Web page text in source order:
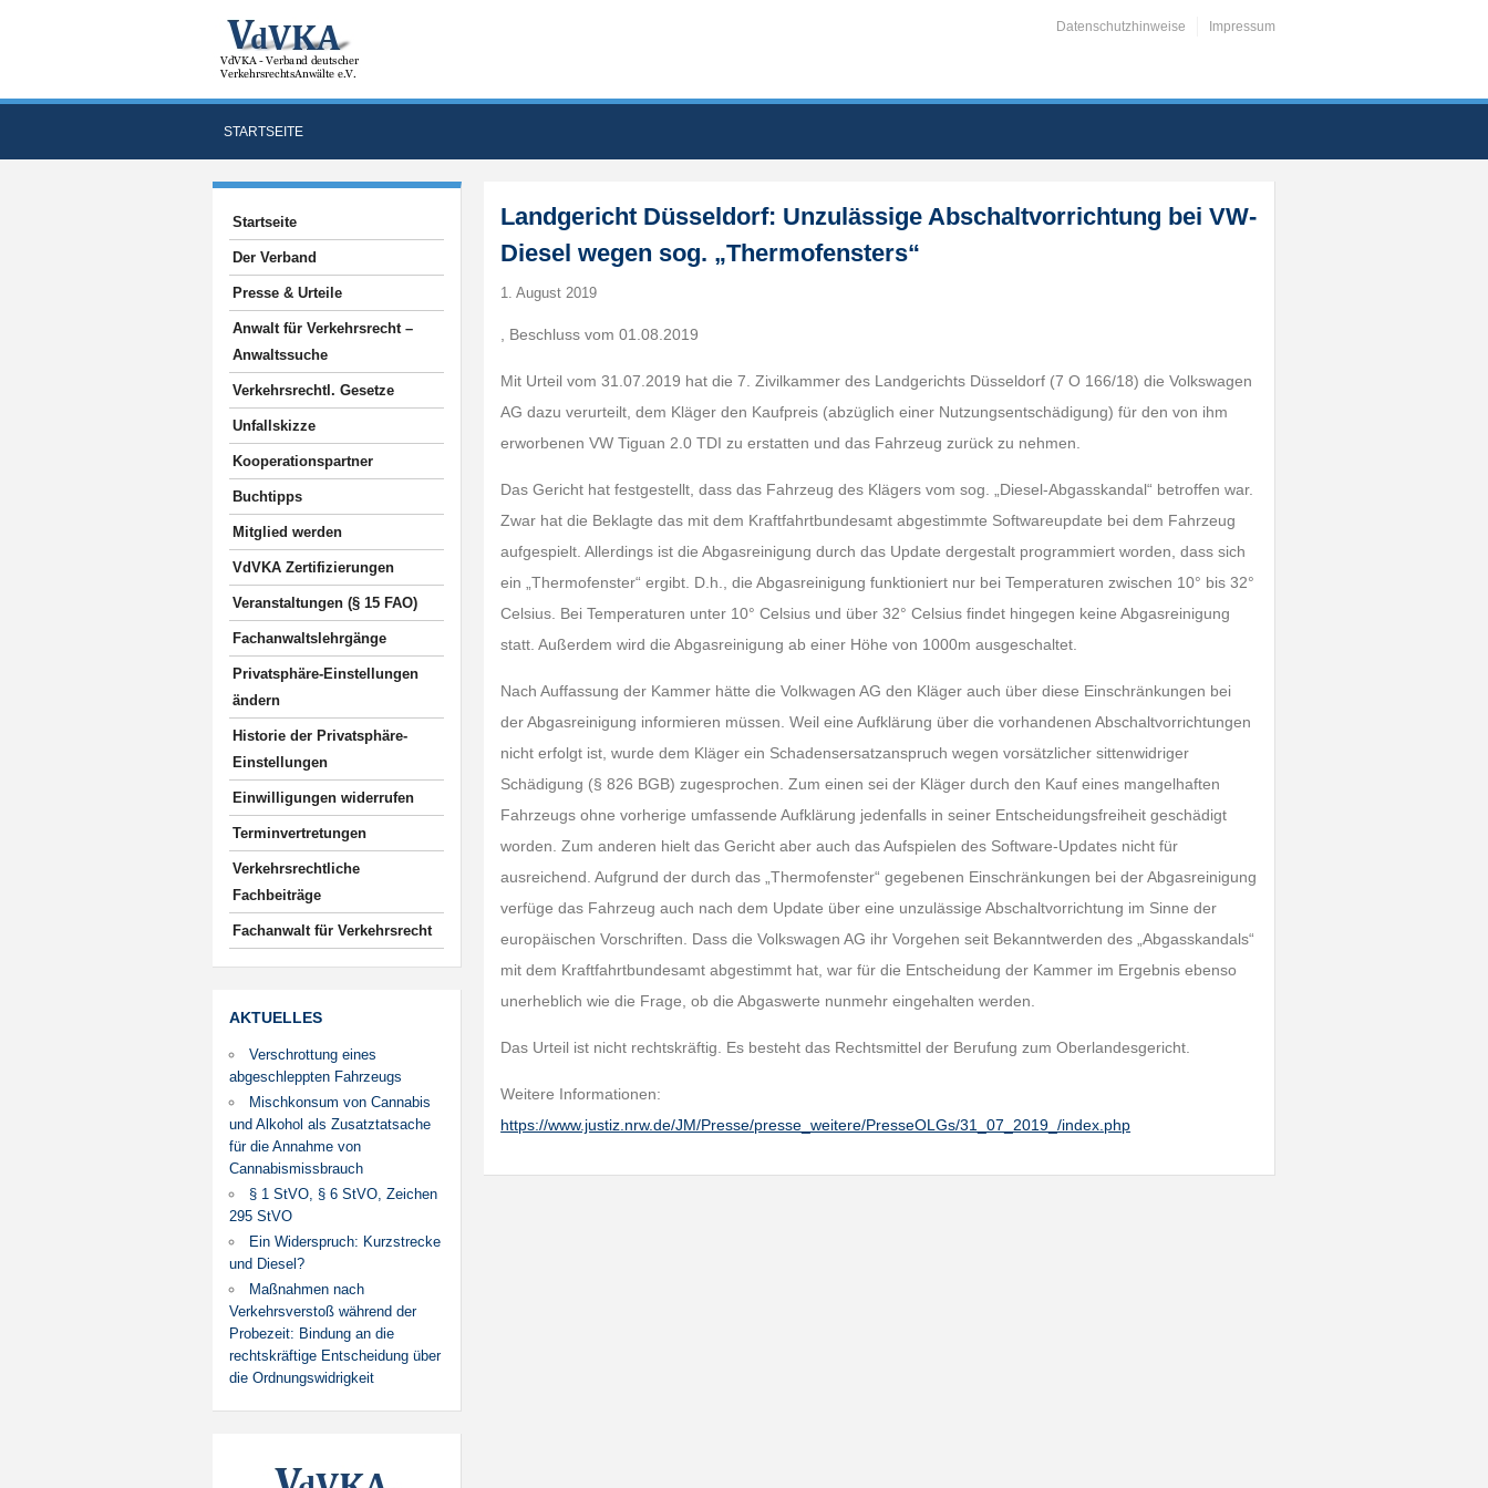
Datenschutzhinweise Impressum
STARTSEITE
Startseite
Der Verband
Presse & Urteile
Anwalt für Verkehrsrecht –
Anwaltssuche
Verkehrsrechtl. Gesetze
Unfallskizze
Kooperationspartner
Buchtipps
Mitglied werden
VdVKA Zertifizierungen
Veranstaltungen (§ 15 FAO)
Fachanwaltslehrgänge
Privatsphäre-Einstellungen
ändern
Historie der Privatsphäre-
Einstellungen
Einwilligungen widerrufen
Terminvertretungen
Verkehrsrechtliche
Fachbeiträge
Fachanwalt für Verkehrsrecht
AKTUELLES
Verschrottung eines
abgeschleppten Fahrzeugs
Mischkonsum von Cannabis
und Alkohol als Zusatztatsache
für die Annahme von
Cannabismissbrauch
§ 1 StVO, § 6 StVO, Zeichen
295 StVO
Ein Widerspruch: Kurzstrecke
und Diesel?
Maßnahmen nach
Verkehrsverstoß während der
Probezeit: Bindung an die
rechtskräftige Entscheidung über
die Ordnungswidrigkeit
Landgericht Düsseldorf: Unzulässige Abschaltvorrichtung bei VW-
Diesel wegen sog. „Thermofensters“
1. August 2019
, Beschluss vom 01.08.2019
Mit Urteil vom 31.07.2019 hat die 7. Zivilkammer des Landgerichts Düsseldorf (7 O 166/18) die Volkswagen
AG dazu verurteilt, dem Kläger den Kaufpreis (abzüglich einer Nutzungsentschädigung) für den von ihm
erworbenen VW Tiguan 2.0 TDI zu erstatten und das Fahrzeug zurück zu nehmen.
Das Gericht hat festgestellt, dass das Fahrzeug des Klägers vom sog. „Diesel-Abgasskandal“ betroffen war.
Zwar hat die Beklagte das mit dem Kraftfahrtbundesamt abgestimmte Softwareupdate bei dem Fahrzeug
aufgespielt. Allerdings ist die Abgasreinigung durch das Update dergestalt programmiert worden, dass sich
ein „Thermofenster“ ergibt. D.h., die Abgasreinigung funktioniert nur bei Temperaturen zwischen 10° bis 32°
Celsius. Bei Temperaturen unter 10° Celsius und über 32° Celsius findet hingegen keine Abgasreinigung
statt. Außerdem wird die Abgasreinigung ab einer Höhe von 1000m ausgeschaltet.
Nach Auffassung der Kammer hätte die Volkwagen AG den Kläger auch über diese Einschränkungen bei
der Abgasreinigung informieren müssen. Weil eine Aufklärung über die vorhandenen Abschaltvorrichtungen
nicht erfolgt ist, wurde dem Kläger ein Schadensersatzanspruch wegen vorsätzlicher sittenwidriger
Schädigung (§ 826 BGB) zugesprochen. Zum einen sei der Kläger durch den Kauf eines mangelhaften
Fahrzeugs ohne vorherige umfassende Aufklärung jedenfalls in seiner Entscheidungsfreiheit geschädigt
worden. Zum anderen hielt das Gericht aber auch das Aufspielen des Software-Updates nicht für
ausreichend. Aufgrund der durch das „Thermofenster“ gegebenen Einschränkungen bei der Abgasreinigung
verfüge das Fahrzeug auch nach dem Update über eine unzulässige Abschaltvorrichtung im Sinne der
europäischen Vorschriften. Dass die Volkswagen AG ihr Vorgehen seit Bekanntwerden des „Abgasskandals“
mit dem Kraftfahrtbundesamt abgestimmt hat, war für die Entscheidung der Kammer im Ergebnis ebenso
unerheblich wie die Frage, ob die Abgaswerte nunmehr eingehalten werden.
Das Urteil ist nicht rechtskräftig. Es besteht das Rechtsmittel der Berufung zum Oberlandesgericht.
Weitere Informationen:
https://www.justiz.nrw.de/JM/Presse/presse_weitere/PresseOLGs/31_07_2019_/index.php